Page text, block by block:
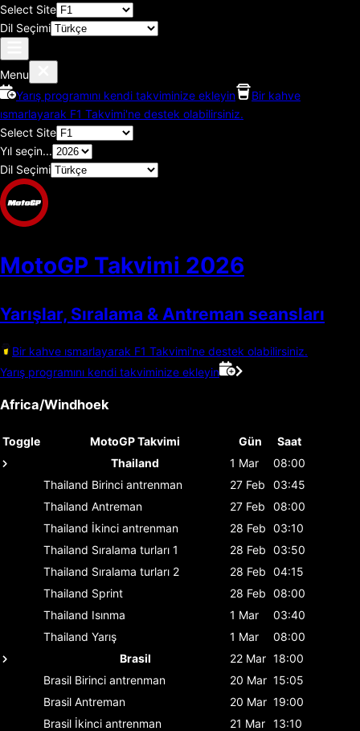
Select Site
Dil Seçimi
Menu
Yarış programını kendi takviminize ekleyin
Bir kahve
ısmarlayarak F1 Takvimi'ne destek olabilirsiniz.
Select Site
Yıl seçin...
Dil Seçimi
MotoGP Takvimi 2026
Yarışlar, Sıralama & Antreman seansları
Bir kahve ısmarlayarak F1 Takvimi'ne destek olabilirsiniz.
Yarış programını kendi takviminize ekleyin
Africa/Windhoek
Toggle MotoGP Takvimi Gün
Saat
Thailand
1 Mar
08:00
Thailand Birinci antrenman 27 Feb
03:45
Thailand Antreman 27 Feb
08:00
Thailand İkinci antrenman 28 Feb 03:10
Thailand Sıralama turları 1 28 Feb 03:50
Thailand Sıralama turları 2 28 Feb 04:15
Thailand Sprint 28 Feb 08:00
Thailand Isınma 1 Mar
03:40
Thailand Yarış 1 Mar
08:00
Brasil
22 Mar 18:00
Brasil Birinci antrenman 20 Mar 15:05
Brasil Antreman 20 Mar 19:00
Brasil İkinci antrenman 21 Mar 13:10